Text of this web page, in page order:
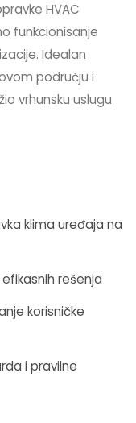
HVAC
funkcionisanje
Idealan
području i
vrhunsku uslugu
klima uređaja na
rešenja
korisničke
i pravilne